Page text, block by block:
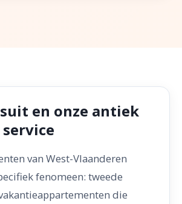
en onze antiek
van West-Vlaanderen
fenomeen: tweede
die